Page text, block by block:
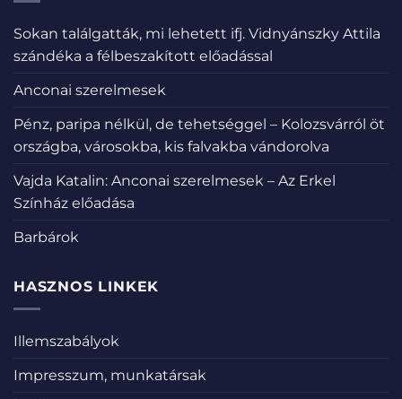
Sokan találgatták, mi lehetett ifj. Vidnyánszky Attila
szándéka a félbeszakított előadással
Anconai szerelmesek
Pénz, paripa nélkül, de tehetséggel – Kolozsvárról öt
országba, városokba, kis falvakba vándorolva
Vajda Katalin: Anconai szerelmesek – Az Erkel
Színház előadása
Barbárok
HASZNOS LINKEK
Illemszabályok
Impresszum, munkatársak